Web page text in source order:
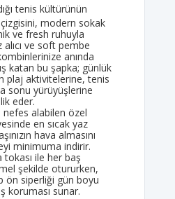
tenis kültürünün
modern sokak
ve fresh ruhuyla
ve soft pembe
anında
katan bu şapka; günlük
plaj aktivitelerine, tenis
sonu yürüyüşlerine
eder.
nefes alabilen özel
en sıcak yaz
hava almasını
minimuma indirir.
ile her baş
şekilde otururken,
ön siperliği gün boyu
koruması sunar.